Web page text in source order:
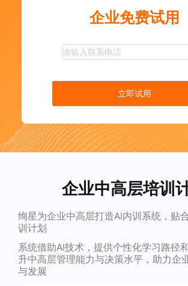
企业免费试用
立即试用
企业中高层培训
绚星为企业中高层打造AI内训系统，贴
训计划
系统借助AI技术，提供个性化学习路径
升中高层管理能力与决策水平，助力企
与发展